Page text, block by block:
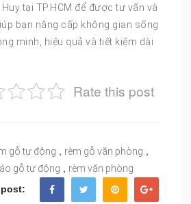
tại TP.HCM để được tư vấn và
bạn nâng cấp không gian sống
minh, hiệu quả và tiết kiệm dài
Rate this post
gỗ tự động , rèm gỗ văn phòng ,
gỗ tự động , rèm văn phòng